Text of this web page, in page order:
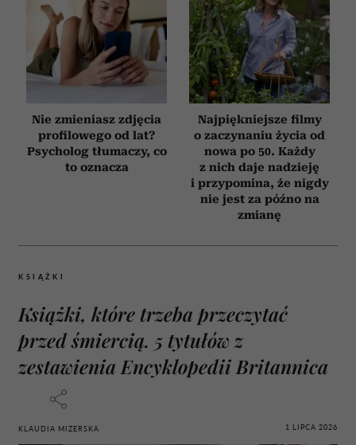
Nie zmieniasz zdjęcia
profilowego od lat?
Psycholog tłumaczy, co
to oznacza
Najpiękniejsze filmy
o zaczynaniu życia od
nowa po 50. Każdy
z nich daje nadzieję
i przypomina, że nigdy
nie jest za późno na
zmianę
KSIĄŻKI
Książki, które trzeba przeczytać
przed śmiercią. 5 tytułów z
zestawienia Encyklopedii Britannica
KLAUDIA MIZERSKA 1 LIPCA 2026